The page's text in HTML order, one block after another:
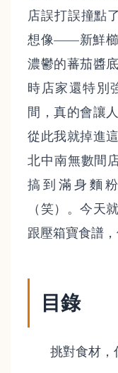
店誤打誤撞點了
想像——新鮮櫛
濃鬱的蕃茄醬
時店家還特別
間，真的會讓
從此我就掉進
北中南無數間
搞到滿身麵
（笑）。今天
跟壓箱寶食譜
目錄
挑對食材，